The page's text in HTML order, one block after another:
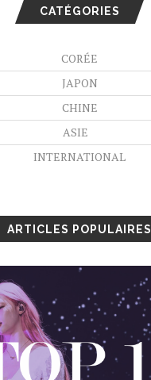
CATÉGORIES
CORÉE
JAPON
CHINE
ASIE
INTERNATIONAL
ARTICLES POPULAIRES